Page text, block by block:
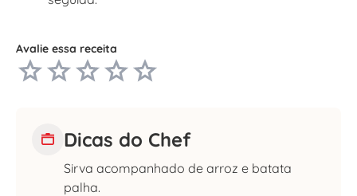
Avalie essa receita
Dicas do Chef
Sirva acompanhado de arroz e batata
palha.